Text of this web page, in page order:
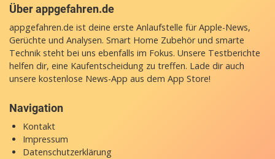
Über appgefahren.de
appgefahren.de ist deine erste Anlaufstelle für Apple-News,
Gerüchte und Analysen. Smart Home Zubehör und smarte
Technik steht bei uns ebenfalls im Fokus. Unsere Testberichte
helfen dir, eine Kaufentscheidung zu treffen. Lade dir auch
unsere kostenlose News-App aus dem App Store!
Navigation
Kontakt
Impressum
Datenschutzerklärung